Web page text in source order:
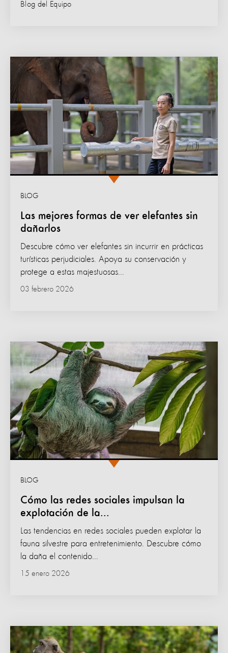
Blog del Equipo
Las mejores formas de ver elefantes sin
dañarlos
BLOG
03 febrero 2026
Descubre cómo ver elefantes sin incurrir en prácticas
turísticas perjudiciales. Apoya su conservación y
protege a estas majestuosas...
Cómo las redes sociales impulsan la
explotación de la...
BLOG
15 enero 2026
Las tendencias en redes sociales pueden explotar la
fauna silvestre para entretenimiento. Descubre cómo
la daña el contenido...